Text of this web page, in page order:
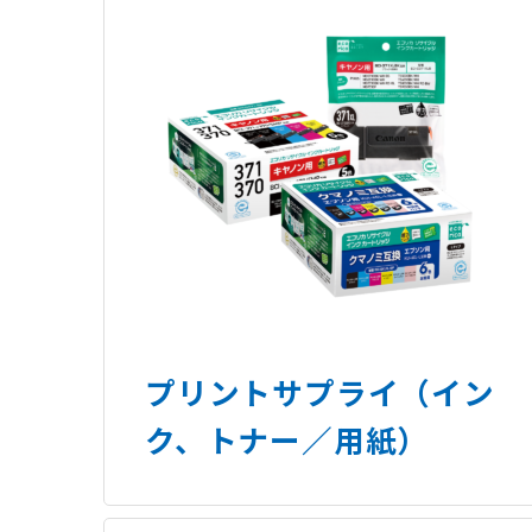
プリントサプライ（イン
ク、トナー／用紙）